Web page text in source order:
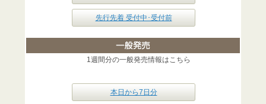
先行先着 受付中･受付前
1週間分の一般発売情報はこちら
本日から7日分